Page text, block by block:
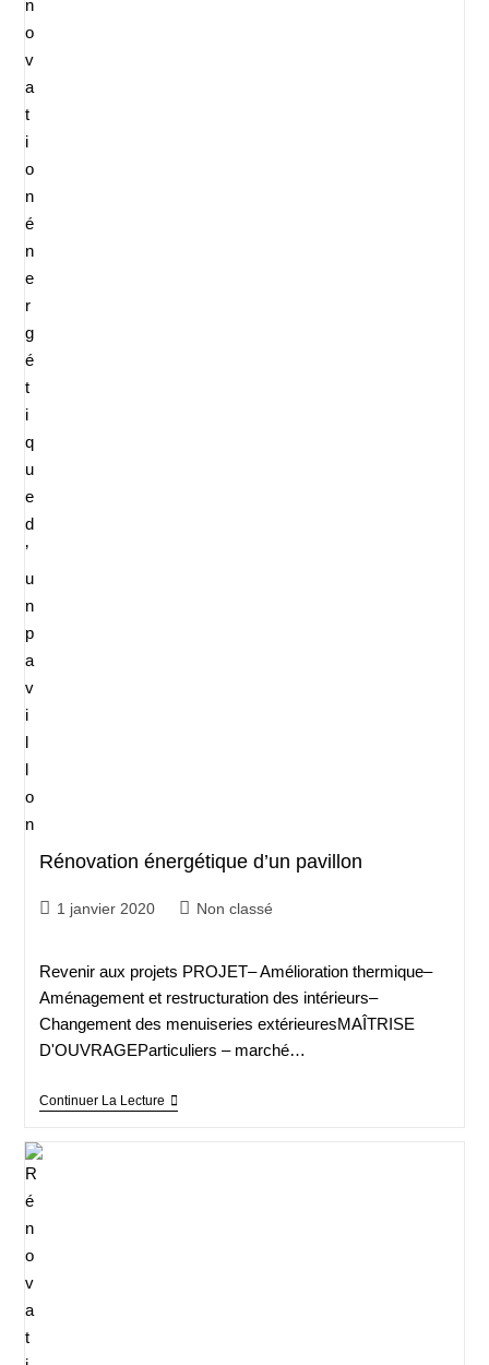
Rénovation énergétique d’un pavillon
1 janvier 2020 Non classé
Revenir aux projets PROJET– Amélioration thermique–
Aménagement et restructuration des intérieurs–
Changement des menuiseries extérieuresMAÎTRISE
D'OUVRAGEParticuliers – marché…
Continuer La Lecture